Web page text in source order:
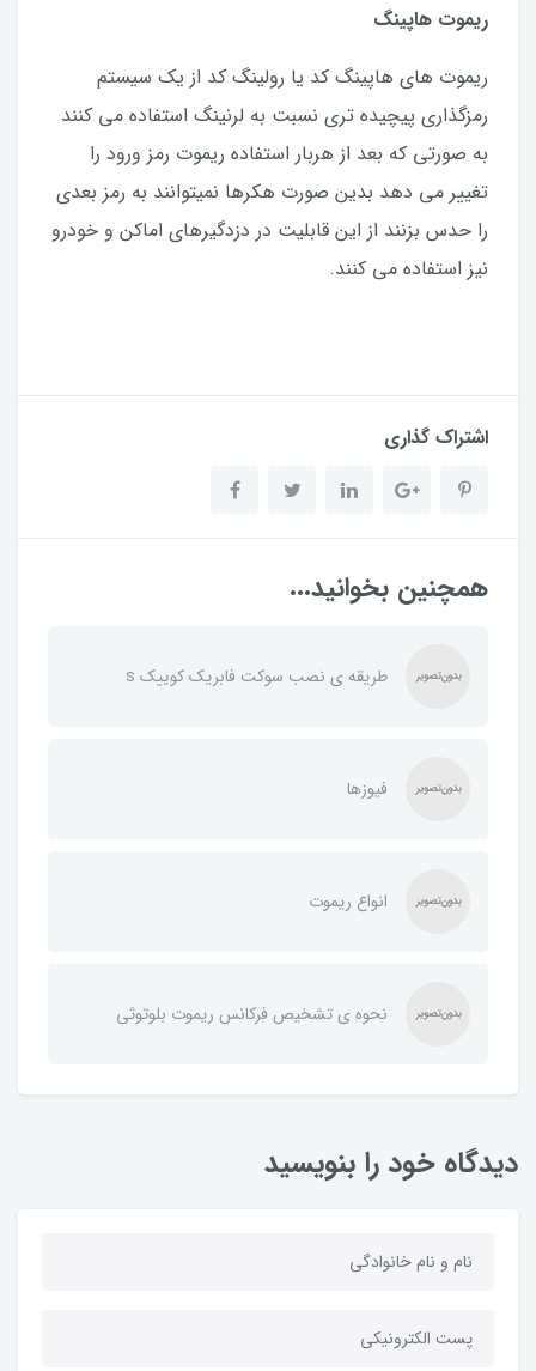
ریموت هاپینگ
ریموت های هاپینگ کد یا رولینگ کد از یک سیستم
رمزگذاری پیچیده تری نسبت به لرنینگ استفاده می کنند
به صورتی که بعد از هربار استفاده ریموت رمز ورود را
تغییر می دهد بدین صورت هکرها نمیتوانند به رمز بعدی
را حدس بزنند از این قابلیت در دزدگیرهای اماکن و خودرو
نیز استفاده می کنند.
اشتراک گذاری
همچنین بخوانید...
طریقه ی نصب سوکت فابریک کوییک s
فیوزها
انواع ریموت
نحوه ی تشخیص فرکانس ریموت بلوتوثی
دیدگاه خود را بنویسید